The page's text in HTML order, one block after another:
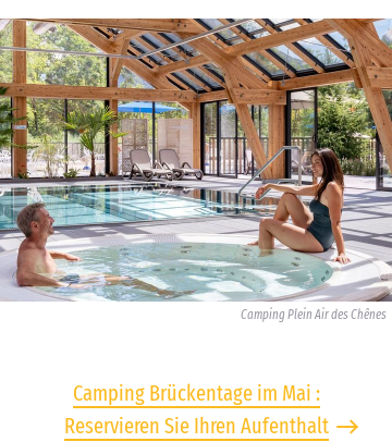
Camping Plein Air des Chênes
Camping Brückentage im Mai :
Reservieren Sie Ihren Aufenthalt